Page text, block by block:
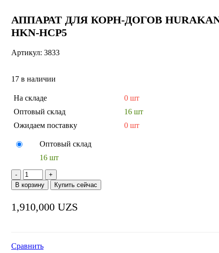
АППАРАТ ДЛЯ КОРН-ДОГОВ
HKN-HCP5
Артикул: 3833
17 в наличии
На складе
0 шт
Оптовый склад
16 шт
Ожидаем поставку
0 шт
Оптовый склад
16 шт
Количество
товара
АППАРАТ
КОРН-
HCP5
В корзину Купить сейчас
1,910,000 UZS
Сравнить